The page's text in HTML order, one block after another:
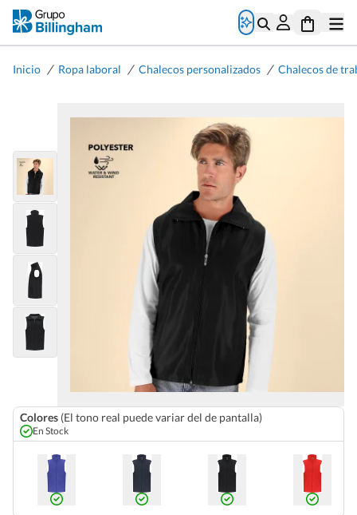
Inicio / Ropa laboral / Chalecos personalizados / Chalecos de
Colores (El tono real puede variar del de pantalla)
En Stock